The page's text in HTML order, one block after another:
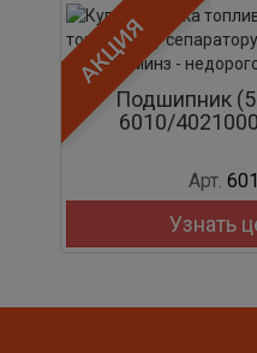
АКЦИЯ
Подшипник
6010/
Арт.
Узнать